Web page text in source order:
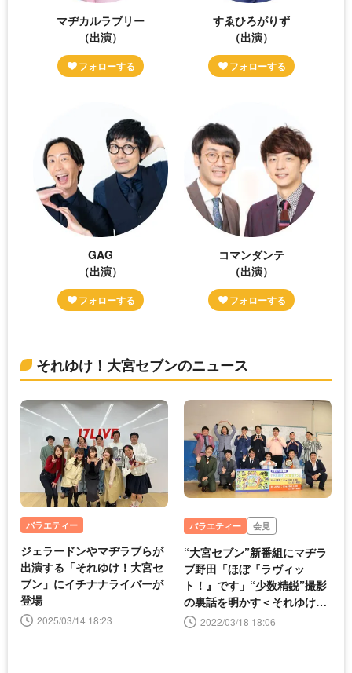
マヂカルラブリー
（出演）
すゑひろがりず
（出演）
GAG
（出演）
コマンダンテ
（出演）
それゆけ！大宮セブンのニュース
バラエティー
ジェラードンやマヂラブらが
出演する「それゆけ！大宮セ
ブン」にイチナナライバーが
登場
2025/03/14 18:23
バラエティー 会見
“大宮セブン”新番組にマヂラ
ブ野田「ほぼ『ラヴィッ
ト！』です」“少数精鋭”撮影
の裏話を明かす＜それゆけ！
大宮セブン＞
2022/03/18 18:06